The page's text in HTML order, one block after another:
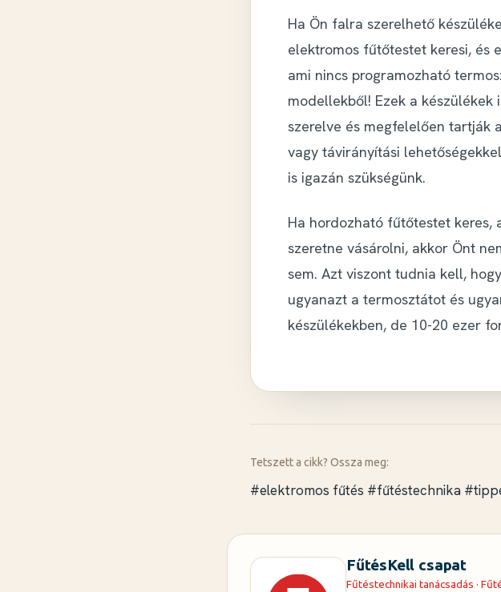
Ha Ön falra szerelhető
elektromos fűtőtestet keresi, és
ami nincs programozható
modellekből! Ezek a
szerelve és megfelelően tartják
vagy távirányítási
is igazán szükségünk.
Ha hordozható fűtőtestet
szeretne vásárolni, akkor Önt
sem. Azt viszont tudnia kell,
ugyanazt a termosztátot és
készülékekben, de 10-20 ezer
Tetszett a cikk? Ossza meg:
#elektromos fűtés #fűtéstechnika
FűtésKell csapat
Fűtéstechnikai tanácsadás ·